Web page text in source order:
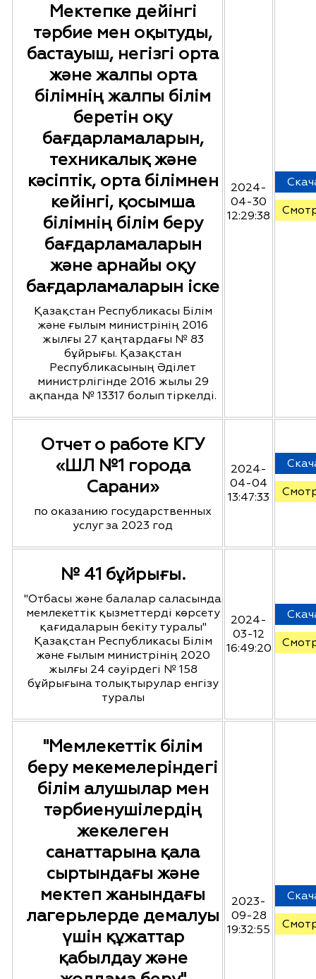
Мектепке дейінгі
тәрбие мен оқытуды,
бастауыш, негізгі орта
және жалпы орта
білімнің жалпы білім
беретін оқу
бағдарламаларын,
техникалық және
кәсіптік, орта білімнен
кейінгі, қосымша
білімнің білім беру
бағдарламаларын
және арнайы оқу
бағдарламаларын іске
Қазақстан Республикасы Білім
және ғылым министрінің 2016
жылғы 27 қаңтардағы № 83
бұйрығы. Қазақстан
Республикасының Әділет
министрлігінде 2016 жылы 29
ақпанда № 13317 болып тіркелді.
2024-
04-30
12:29:38
Отчет о работе КГУ
«ШЛ №1 города
Сарани»
по оказанию государственных
услуг за 2023 год
2024-
04-04
13:47:33
№ 41 бұйрығы.
"Отбасы және балалар саласында
мемлекеттік қызметтерді көрсету
қағидаларын бекіту туралы"
Қазақстан Республикасы Білім
және ғылым министрінің 2020
жылғы 24 сәуірдегі № 158
бұйрығына толықтырулар енгізу
туралы
2024-
03-12
16:49:20
"Мемлекеттік білім
беру мекемелеріндегі
білім алушылар мен
тәрбиенушілердің
жекелеген
санаттарына қала
сыртындағы және
мектеп жанындағы
лагерьлерде демалуы
үшін құжаттар
қабылдау және
2023-
09-28
19:32:55